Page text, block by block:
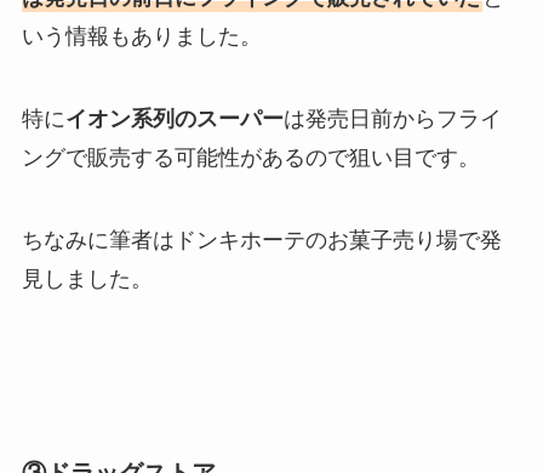
いう情報もありました。
特にイオン系列のスーパーは発売日前からフライ
ングで販売する可能性があるので狙い目です。
ちなみに筆者はドンキホーテのお菓子売り場で発
見しました。